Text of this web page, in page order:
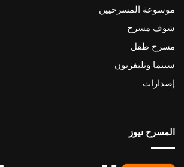
موسوعة المسرحيين
شوف مسرح
مسرح طفل
سينما وتليفزيون
إصدارات
المسرح نيوز